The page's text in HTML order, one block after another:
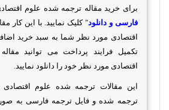
برای خرید مقاله ترجمه شده علوم
فارسی و دانلود" کلیک نمایید. با این کار
اقتصادی مورد نظر شما به سبد خرید
تکمیل فرایند پرداخت می توانید
اقتصادی مورد نظر خود را دانلود نمایید.
این مقالات ترجمه شده علوم
ترجمه شده و فایل ترجمه فارسی به